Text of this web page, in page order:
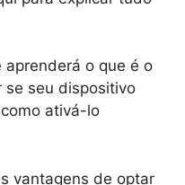
aprenderá o que é o
se seu dispositivo
ativá-lo
vantagens de optar